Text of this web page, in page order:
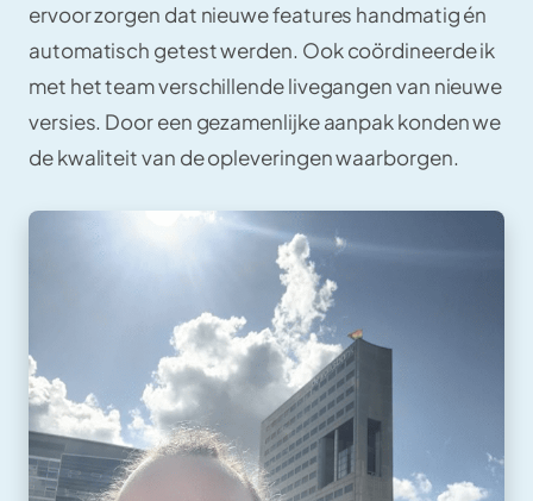
ervoor zorgen dat nieuwe features handmatig én
automatisch getest werden. Ook coördineerde ik
met het team verschillende livegangen van nieuwe
versies. Door een gezamenlijke aanpak konden we
de kwaliteit van de opleveringen waarborgen.